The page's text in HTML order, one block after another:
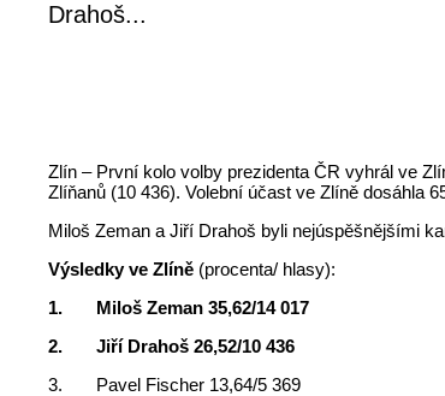
Drahoš...
Zlín – První kolo volby prezidenta ČR vyhrál ve
Zlíňanů (10 436). Volební účast ve Zlíně dosáhla
Miloš Zeman a Jiří Drahoš byli nejúspěšnějšími
Výsledky ve Zlíně (procenta/ hlasy):
1. Miloš Zeman 35,62/14 017
2. Jiří Drahoš 26,52/10 436
3. Pavel Fischer 13,64/5 369